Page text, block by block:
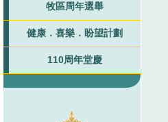
牧區周年選舉
健康．喜樂．盼望計劃
110周年堂慶